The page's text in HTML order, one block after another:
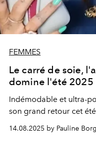
FEMMES
Le carré de soie,
domine l'été 2025
Indémodable et ultra-
son grand retour cet
14.08.2025 by Pauline